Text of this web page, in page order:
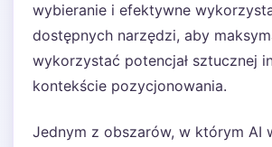
wybieranie i efektywne
dostępnych narzędzi, aby
wykorzystać potencjał sztucznej
kontekście pozycjonowania.
Jednym z obszarów, w którym AI